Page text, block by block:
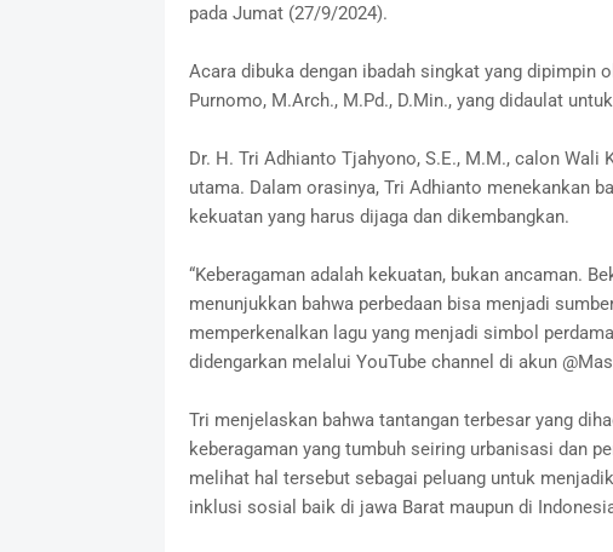
pada Jumat (27/9/2024).
Acara dibuka dengan ibadah singkat yang dipimpin
Purnomo, M.Arch., M.Pd., D.Min., yang didaulat
Dr. H. Tri Adhianto Tjahyono, S.E., M.M., calon
utama. Dalam orasinya, Tri Adhianto menekankan
kekuatan yang harus dijaga dan dikembangkan.
“Keberagaman adalah kekuatan, bukan ancaman.
menunjukkan bahwa perbedaan bisa menjadi
memperkenalkan lagu yang menjadi simbol
didengarkan melalui YouTube channel di akun
Tri menjelaskan bahwa tantangan terbesar yang
keberagaman yang tumbuh seiring urbanisasi dan
melihat hal tersebut sebagai peluang untuk
inklusi sosial baik di jawa Barat maupun di